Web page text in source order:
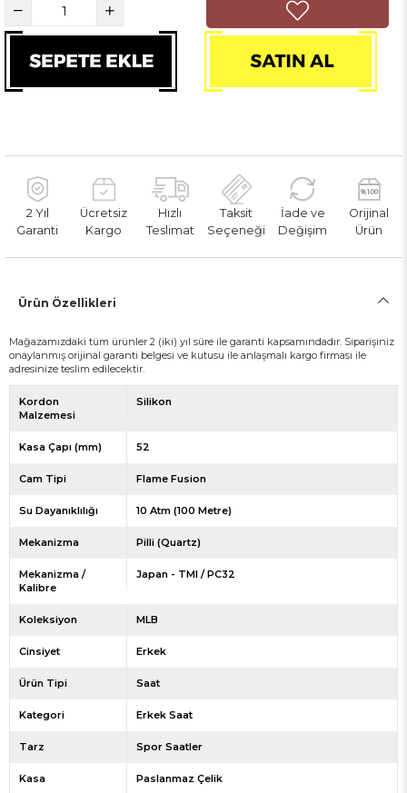
2 Yıl
Garanti
Ücretsiz
Kargo
Hızlı
Teslimat
Taksit
Seçeneği
İade ve
Değişim
Orijinal
Ürün
Ürün Özellikleri
Mağazamızdaki tüm ürünler 2 (iki) yıl süre ile garanti kapsamındadır. Siparişiniz
onaylanmış orijinal garanti belgesi ve kutusu ile anlaşmalı kargo firması ile
adresinize teslim edilecektir.
Kordon
Malzemesi
Silikon
Kasa Çapı (mm) 52
Cam Tipi Flame Fusion
Su Dayanıklılığı 10 Atm (100 Metre)
Mekanizma Pilli (Quartz)
Mekanizma /
Kalibre
Japan - TMI / PC32
Koleksiyon MLB
Cinsiyet Erkek
Ürün Tipi Saat
Kategori Erkek Saat
Tarz Spor Saatler
Kasa Paslanmaz Çelik